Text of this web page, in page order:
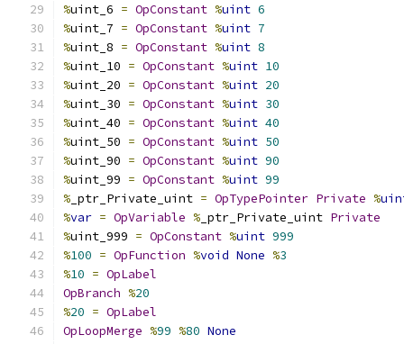
%uint_6 = OpConstant %uint 6
%uint_7 = OpConstant %uint 7
%uint_8 = OpConstant %uint 8
%uint_10 = OpConstant %uint 10
%uint_20 = OpConstant %uint 20
%uint_30 = OpConstant %uint 30
%uint_40 = OpConstant %uint 40
%uint_50 = OpConstant %uint 50
%uint_90 = OpConstant %uint 90
%uint_99 = OpConstant %uint 99
% _ptr_Private_uint = OpTypePointer Private %
%var = OpVariable % _ptr_Private_uint Private
%uint_999 = OpConstant %uint 999
%100 = OpFunction %void None %3
%10 = OpLabel
OpBranch %20
%20 = OpLabel
OpLoopMerge %99 %80 None